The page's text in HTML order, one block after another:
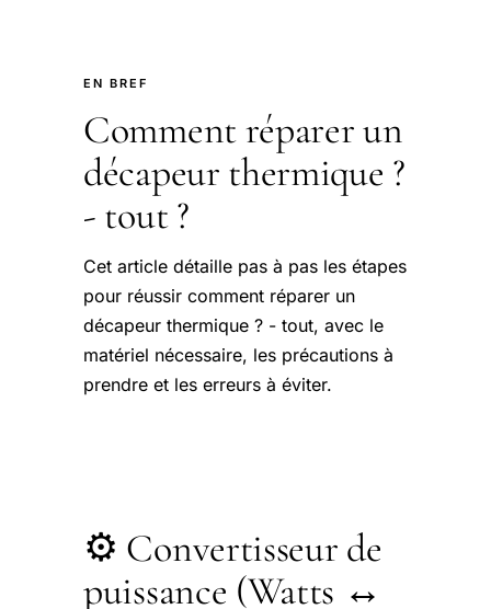
EN BREF
Comment réparer un
décapeur thermique ?
- tout ?
Cet article détaille pas à pas les étapes
pour réussir comment réparer un
décapeur thermique ? - tout, avec le
matériel nécessaire, les précautions à
prendre et les erreurs à éviter.
⚙️ Convertisseur de
puissance (Watts ↔